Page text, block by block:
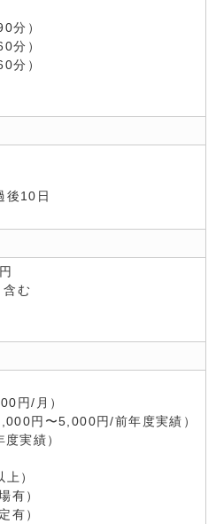
分）
分）
分）
後10日
含む
円/月）
円〜5,000円/前年度実績）
実績）
）
有）
有）